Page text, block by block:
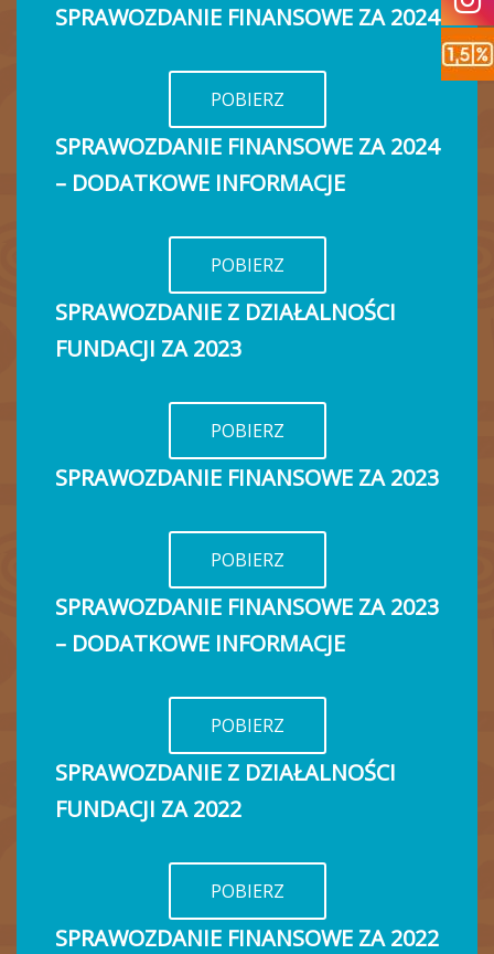
SPRAWOZDANIE FINANSOWE ZA 2024
POBIERZ
SPRAWOZDANIE FINANSOWE ZA 2024
– DODATKOWE INFORMACJE
POBIERZ
SPRAWOZDANIE Z DZIAŁALNOŚCI
FUNDACJI ZA 2023
POBIERZ
SPRAWOZDANIE FINANSOWE ZA 2023
POBIERZ
SPRAWOZDANIE FINANSOWE ZA 2023
– DODATKOWE INFORMACJE
POBIERZ
SPRAWOZDANIE Z DZIAŁALNOŚCI
FUNDACJI ZA 2022
POBIERZ
SPRAWOZDANIE FINANSOWE ZA 2022